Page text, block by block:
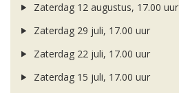
Zaterdag 12 augustus, 17.00 uur
Zaterdag 29 juli, 17.00 uur
Zaterdag 22 juli, 17.00 uur
Zaterdag 15 juli, 17.00 uur